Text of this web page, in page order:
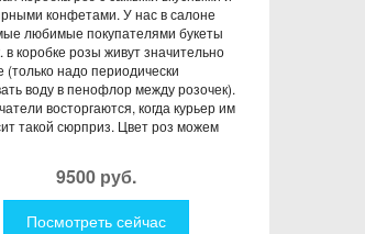
конфетами. У нас в салоне
любимые покупателями букеты
в коробке розы живут значительно
(только надо периодически
воду в пенофлор между розочек).
восторгаются, когда курьер им
такой сюрприз. Цвет роз можем
9500 руб.
Посмотреть сейчас